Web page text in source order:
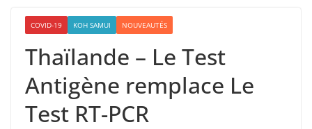
COVID-19 KOH SAMUI NOUVEAUTÉS
Thaïlande – Le Test
Antigène remplace Le
Test RT-PCR